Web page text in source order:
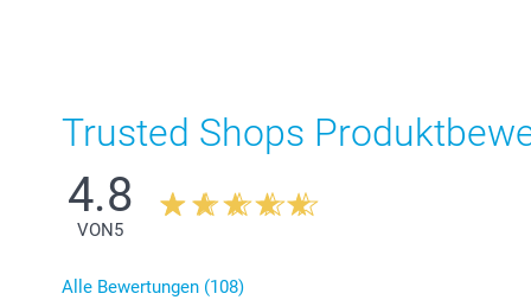
Trusted Shops
4.8
VON 5
Alle Bewertungen (108)